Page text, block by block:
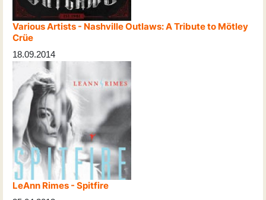
Various Artists - Nashville Outlaws: A Tribute to Mötley
Crüe
18.09.2014
LeAnn Rimes - Spitfire